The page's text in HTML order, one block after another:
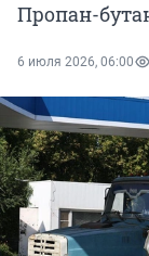
Пропан-
6 июля 2026, 06:00